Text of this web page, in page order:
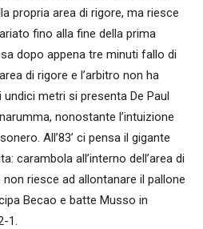
propria area di rigore, ma riesce
fino alla fine della prima
dopo appena tre minuti fallo di
di rigore e l’arbitro non ha
undici metri si presenta De Paul
nonostante l’intuizione
All’83’ ci pensa il gigante
carambola all’interno dell’area di
riesce ad allontanare il pallone
Becao e batte Musso in
1.